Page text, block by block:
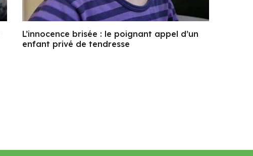
L’innocence brisée : le poignant appel d’un
enfant privé de tendresse